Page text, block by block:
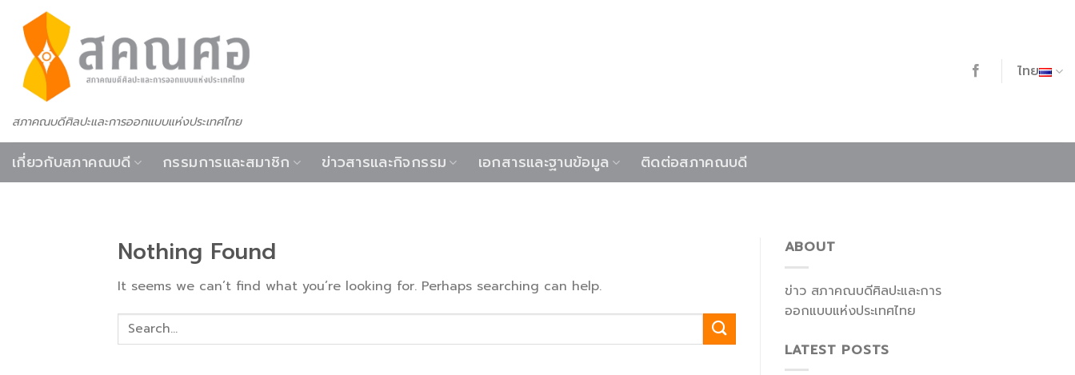
content
สภาคณบดีศิลปะและการออกแบบแห่งประเทศไทย
ไทย
เกี่ยวกับสภาคณบดี กรรมการและสมาชิก ข่าวสารและกิจกรรม เอกสารและฐานข้อมูล ติดต่อสภาคณบดี
Nothing Found
It seems we can’t find what you’re looking for. Perhaps searching can help.
ABOUT
ข่าว สภาคณบดีศิลปะและการ
ออกแบบแห่งประเทศไทย
LATEST POSTS